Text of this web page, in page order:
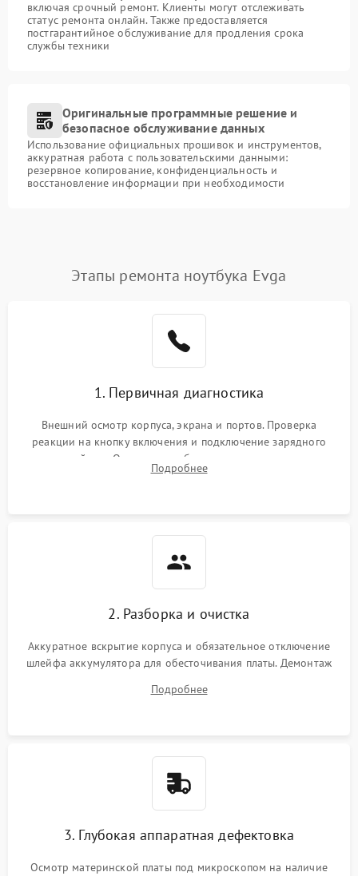
включая срочный ремонт. Клиенты могут отслеживать
статус ремонта онлайн. Также предоставляется
постгарантийное обслуживание для продления срока
службы техники
Оригинальные программные решение и
безопасное обслуживание данных
Использование официальных прошивок и инструментов,
аккуратная работа с пользовательскими данными:
резервное копирование, конфиденциальность и
восстановление информации при необходимости
Этапы ремонта ноутбука Evga
1. Первичная диагностика
Внешний осмотр корпуса, экрана и портов. Проверка
реакции на кнопку включения и подключение зарядного
устройства. Оценка потребления тока с помощью
лабораторного блока питания для локализации проблемы.
Подробнее
2. Разборка и очистка
Аккуратное вскрытие корпуса и обязательное отключение
шлейфа аккумулятора для обесточивания платы. Демонтаж
высохшей термопасты с кристаллов чипов.
Подробнее
3. Глубокая аппаратная дефектовка
Осмотр материнской платы под микроскопом на наличие